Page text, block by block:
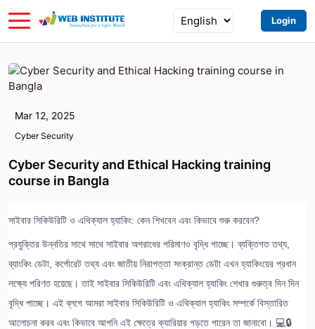
Login
Mar 12, 2025
Cyber Security
Cyber Security and Ethical Hacking training
course in Bangla
সাইবার সিকিউরিটি ও এথিক্যাল হ্যাকিং: কেন শিখবেন এবং কিভাবে শুরু করবেন?
প্রযুক্তির উন্নতির সাথে সাথে সাইবার অপরাধের পরিমাণও বৃদ্ধি পাচ্ছে। ব্যক্তিগত তথ্য,
ব্যাংকিং ডেটা, কর্পোরেট তথ্য এবং জাতীয় নিরাপত্তা সংক্রান্ত ডেটা এখন হ্যাকিংয়ের প্রধান
লক্ষ্যে পরিণত হয়েছে। তাই সাইবার সিকিউরিটি এবং এথিক্যাল হ্যাকিং শেখার গুরুত্ব দিন দিন
বৃদ্ধি পাচ্ছে। এই ব্লগে আমরা সাইবার সিকিউরিটি ও এথিক্যাল হ্যাকিং সম্পর্কে বিস্তারিত
আলোচনা করব এবং কিভাবে আপনি এই ক্ষেত্রে ক্যারিয়ার গড়তে পারেন তা জানাবো। 💻🔒